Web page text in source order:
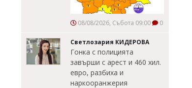
08/08/2026, Събота 09:00 0
Светлозария КИДЕРОВА
Гонка с полицията
завърши с арест и 460 хил.
евро, разбиха и
наркооранжерия